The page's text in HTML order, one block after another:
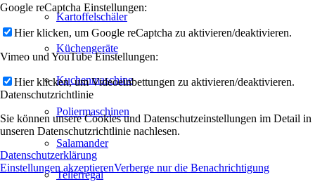
Kartoffelschäler
Küchengeräte
Kuchenmaschine
Poliermaschinen
Salamander
Tellerregal
Google reCaptcha Einstellungen:
Hier klicken, um Google reCaptcha zu aktivieren/deaktivieren.
Vimeo und YouTube Einstellungen:
Hier klicken, um Videoeinbettungen zu aktivieren/deaktivieren.
Datenschutzrichtlinie
Sie können unsere Cookies und Datenschutzeinstellungen im Detail in
unseren Datenschutzrichtlinie nachlesen.
Datenschutzerklärung
Einstellungen akzeptierenVerberge nur die Benachrichtigung